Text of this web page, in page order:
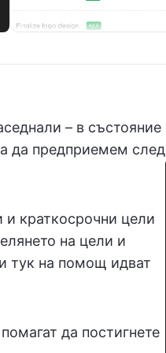
– в състояние
да предприемем след
и краткосрочни цели
на цели и
тук на помощ идват
да постигнете